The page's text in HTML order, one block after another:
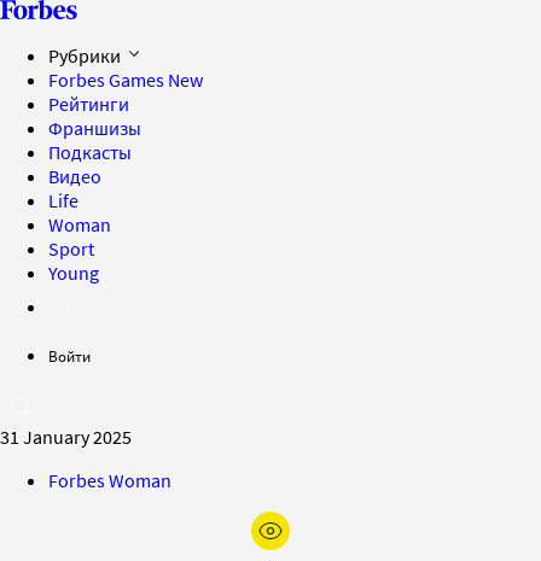
Рубрики
Forbes Games New
Рейтинги
Франшизы
Подкасты
Видео
Life
Woman
Sport
Young
Войти
31 January 2025
Forbes Woman